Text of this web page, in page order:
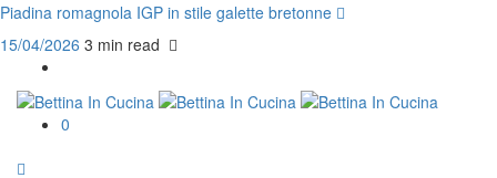
Piadina romagnola IGP in stile galette bretonne
15/04/2026 3 min read
0